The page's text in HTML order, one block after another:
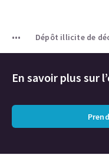
Dépôt illicite de
En savoir plus sur